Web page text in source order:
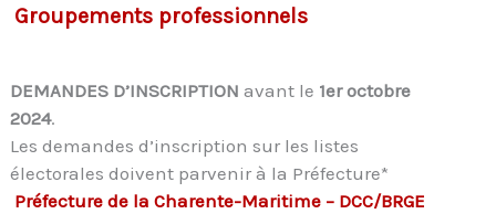
Groupements professionnels
DEMANDES D’INSCRIPTION avant le 1er octobre
2024.
Les demandes d’inscription sur les listes
électorales doivent parvenir à la Préfecture*
Préfecture de la Charente-Maritime – DCC/BRGE